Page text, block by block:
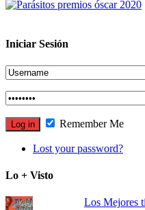
Iniciar Sesión
Remember Me
Lost your password?
Lo + Visto
Los Mejores